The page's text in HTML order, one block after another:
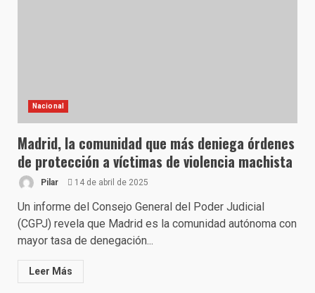
Nacional
Madrid, la comunidad que más deniega órdenes
de protección a víctimas de violencia machista
Pilar 14 de abril de 2025
Un informe del Consejo General del Poder Judicial
(CGPJ) revela que Madrid es la comunidad autónoma con
mayor tasa de denegación...
Leer Más